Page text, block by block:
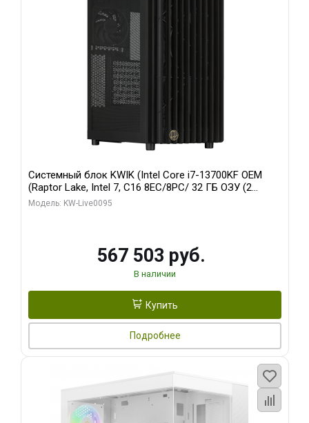
Системный блок KWIK (Intel Core i7-13700KF OEM
(Raptor Lake, Intel 7, C16 8EC/8PC/ 32 ГБ ОЗУ (2
модуля)/ Afox RTX4090 24GB GDDR6X 384-Bit 3xDP
Модель: KW-Live0095
567 503 руб.
В наличии
Купить
Подробнее